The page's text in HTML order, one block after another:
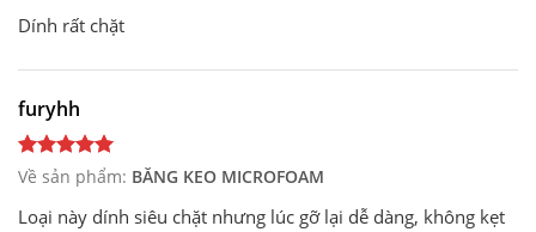
Dính rất chặt
furyhh
Về sản phẩm: BĂNG KEO MICROFOAM
Loại này dính siêu chặt nhưng lúc gỡ lại dễ dàng, không kẹt